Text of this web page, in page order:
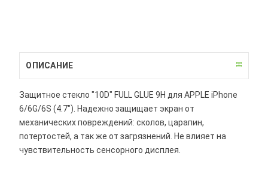
ОПИСАНИЕ
Защитное стекло "10D" FULL GLUE 9H для APPLE iPhone
6/6G/6S (4.7"). Надежно защищает экран от
механических повреждений: сколов, царапин,
потертостей, а так же от загрязнений. Не влияет на
чувствительность сенсорного дисплея.